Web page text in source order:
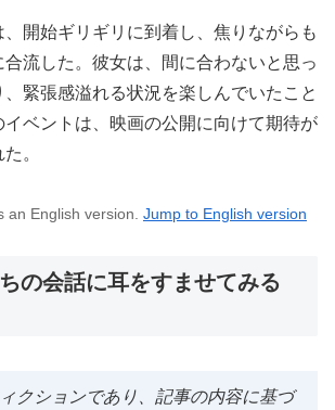
開始ギリギリに到着し、焦りながらも
流した。彼女は、間に合わないと思っ
緊張感溢れる状況を楽しんでいたこと
イベントは、映画の公開に向けて期待が
。
an English version. Jump to English version
の会話に耳をすませてみる
クションであり、記事の内容に基づ